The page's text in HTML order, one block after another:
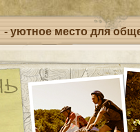
- уютное место для